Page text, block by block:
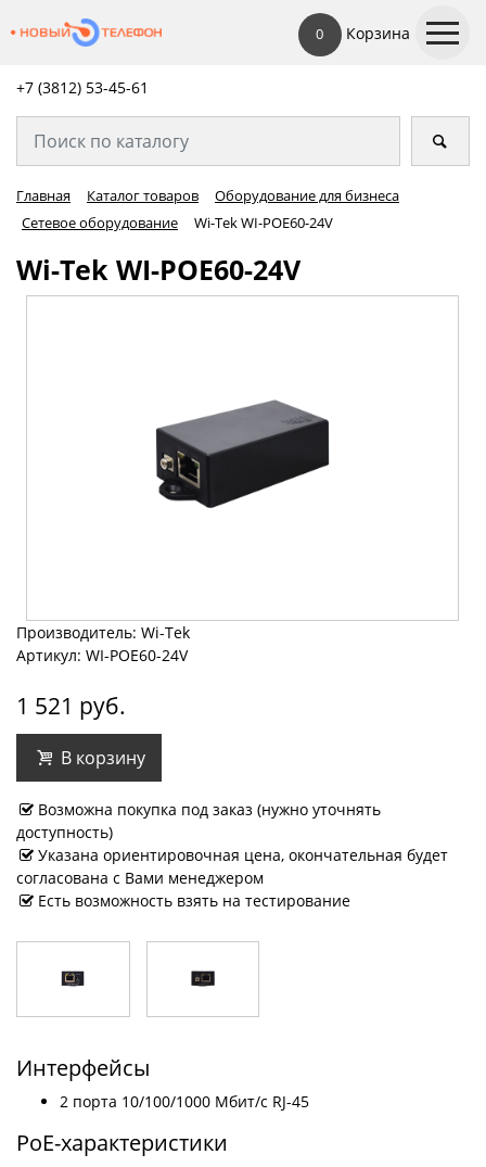
0 Корзина
+7 (3812) 53-45-61
Главная Каталог товаров
Оборудование для бизнеса
Сетевое оборудование
Wi-Tek WI-POE60-24V
Wi-Tek WI-POE60-24V
Производитель: Wi-Tek
Артикул: WI-POE60-24V
1 521 руб.
В корзину
Возможна покупка под заказ (нужно уточнять
доступность)
Указана ориентировочная цена, окончательная будет
согласована с Вами менеджером
Есть возможность взять на тестирование
Интерфейсы
2 порта 10/100/1000 Мбит/c RJ-45
PoE-характеристики